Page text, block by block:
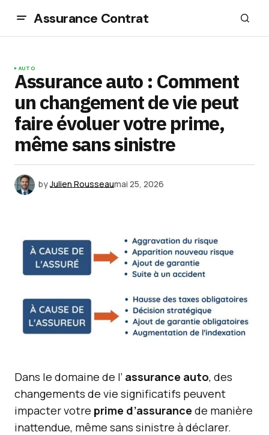
Assurance Contrat
AUTO
Assurance auto : Comment
un changement de vie peut
faire évoluer votre prime,
même sans sinistre
byJulien Rousseaumai 25, 2026
Dans le domaine de l’ assurance auto, des
changements de vie significatifs peuvent
impacter votre prime d’assurance de manière
inattendue, même sans sinistre à déclarer.